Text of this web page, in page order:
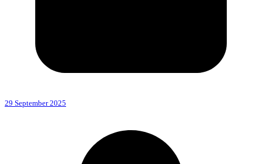
29 September 2025